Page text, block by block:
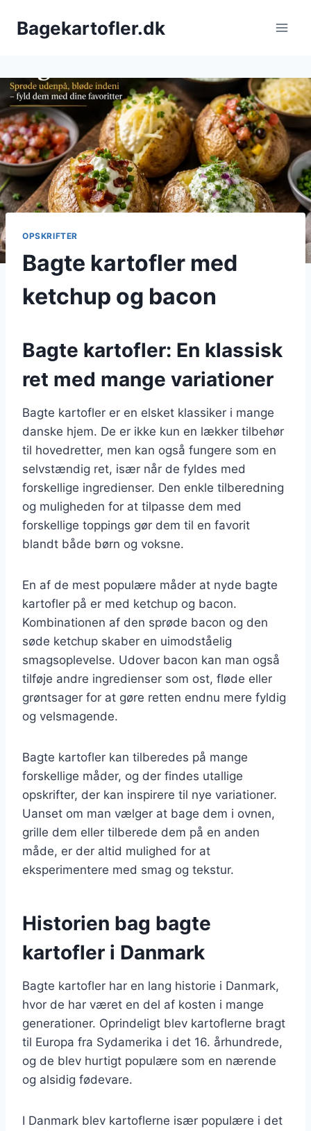
Bagekartofler.dk
OPSKRIFTER
Bagte kartofler med
ketchup og bacon
Bagte kartofler: En klassisk
ret med mange variationer
Bagte kartofler er en elsket klassiker i mange
danske hjem. De er ikke kun en lækker tilbehør
til hovedretter, men kan også fungere som en
selvstændig ret, især når de fyldes med
forskellige ingredienser. Den enkle tilberedning
og muligheden for at tilpasse dem med
forskellige toppings gør dem til en favorit
blandt både børn og voksne.
En af de mest populære måder at nyde bagte
kartofler på er med ketchup og bacon.
Kombinationen af den sprøde bacon og den
søde ketchup skaber en uimodståelig
smagsoplevelse. Udover bacon kan man også
tilføje andre ingredienser som ost, fløde eller
grøntsager for at gøre retten endnu mere fyldig
og velsmagende.
Bagte kartofler kan tilberedes på mange
forskellige måder, og der findes utallige
opskrifter, der kan inspirere til nye variationer.
Uanset om man vælger at bage dem i ovnen,
grille dem eller tilberede dem på en anden
måde, er der altid mulighed for at
eksperimentere med smag og tekstur.
Historien bag bagte
kartofler i Danmark
Bagte kartofler har en lang historie i Danmark,
hvor de har været en del af kosten i mange
generationer. Oprindeligt blev kartoflerne bragt
til Europa fra Sydamerika i det 16. århundrede,
og de blev hurtigt populære som en nærende
og alsidig fødevare.
I Danmark blev kartoflerne især populære i det